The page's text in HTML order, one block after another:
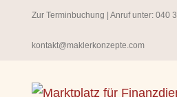
springen
Zur Terminbuchung | Anruf unter: 040
kontakt@maklerkonzepte.com